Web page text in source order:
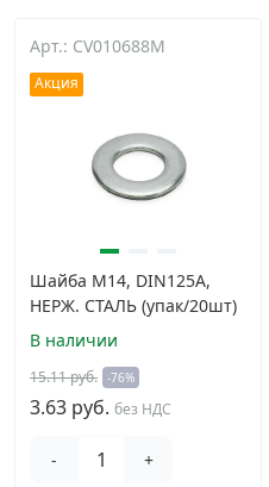
Арт.: CV010688M
Акция
Шайба М14, DIN125A,
НЕРЖ. СТАЛЬ (упак/20шт)
В наличии
15.11 руб. -76%
3.63 руб. без НДС
- +